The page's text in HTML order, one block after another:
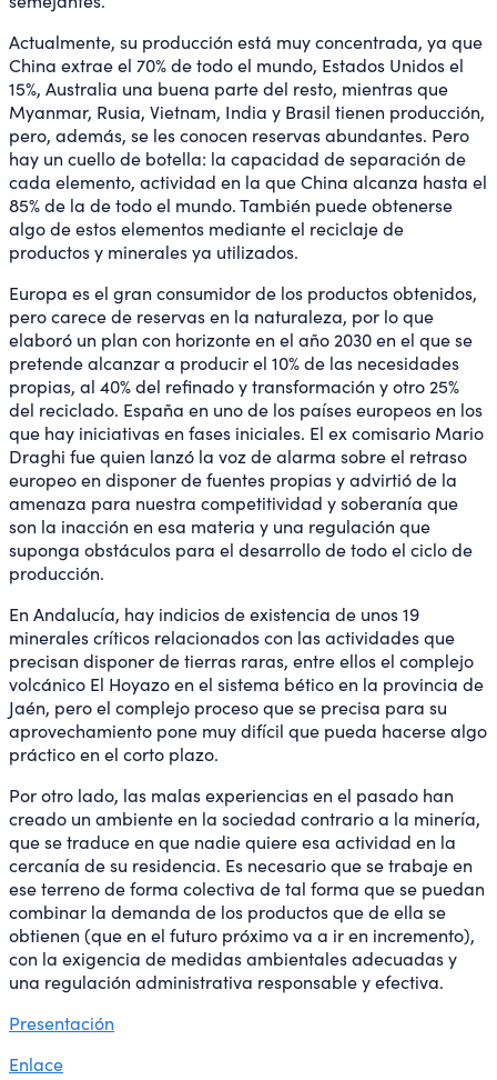
Actualmente, su producción está muy concentrada, ya que
China extrae el 70% de todo el mundo, Estados Unidos el
15%, Australia una buena parte del resto, mientras que
Myanmar, Rusia, Vietnam, India y Brasil tienen producción,
pero, además, se les conocen reservas abundantes. Pero
hay un cuello de botella: la capacidad de separación de
cada elemento, actividad en la que China alcanza hasta el
85% de la de todo el mundo. También puede obtenerse
algo de estos elementos mediante el reciclaje de
productos y minerales ya utilizados.
Europa es el gran consumidor de los productos obtenidos,
pero carece de reservas en la naturaleza, por lo que
elaboró un plan con horizonte en el año 2030 en el que se
pretende alcanzar a producir el 10% de las necesidades
propias, al 40% del refinado y transformación y otro 25%
del reciclado. España en uno de los países europeos en los
que hay iniciativas en fases iniciales. El ex comisario Mario
Draghi fue quien lanzó la voz de alarma sobre el retraso
europeo en disponer de fuentes propias y advirtió de la
amenaza para nuestra competitividad y soberanía que
son la inacción en esa materia y una regulación que
suponga obstáculos para el desarrollo de todo el ciclo de
producción.
En Andalucía, hay indicios de existencia de unos 19
minerales críticos relacionados con las actividades que
precisan disponer de tierras raras, entre ellos el complejo
volcánico El Hoyazo en el sistema bético en la provincia de
Jaén, pero el complejo proceso que se precisa para su
aprovechamiento pone muy difícil que pueda hacerse algo
práctico en el corto plazo.
Por otro lado, las malas experiencias en el pasado han
creado un ambiente en la sociedad contrario a la minería,
que se traduce en que nadie quiere esa actividad en la
cercanía de su residencia. Es necesario que se trabaje en
ese terreno de forma colectiva de tal forma que se puedan
combinar la demanda de los productos que de ella se
obtienen (que en el futuro próximo va a ir en incremento),
con la exigencia de medidas ambientales adecuadas y
una regulación administrativa responsable y efectiva.
Presentación
Enlace